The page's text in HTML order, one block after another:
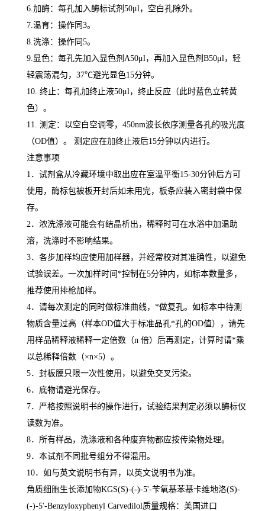
6. 加酶：每孔加入酶标试剂 50μl ，空白孔除外。
7. 温育：操作同 3。
8. 洗涤：操作同 5。
9. 显色：每孔先加入显色剂 A50μl ，再加入显色剂 B50μl ，轻
轻震荡混匀， 37℃避光显色15分钟。
10. 终止：每孔加终止液50μl ，终止反应（此时蓝色立转黄
色）。
11. 测定：以空白空调零， 450nm波长依序测量各孔的吸光度
（OD值）。 测定应在加终止液后15分钟以内进行。
注意事项
1 ．试剂盒从冷藏环境中取出应在室温平衡15-30分钟后方可
使用，酶标包被板开封后如未用完，板条应装入密封袋中保
存。
2 ．浓洗涤液可能会有结晶析出，稀释时可在水浴中加温助
溶，洗涤时不影响结果。
3．各步加样均应使用加样器，并经常校对其准确性，以避免
试验误差。一次加样时间 *控制在5分钟内，如标本数量多，
推荐使用排枪加样。
4．请每次测定的同时做标准曲线， *做复孔。如标本中待测
物质含量过高（样本OD值大于标准品孔*孔的OD值），请先
用样品稀释液稀释一定倍数（n 倍）后再测定，计算时请*乘
以总稀释倍数（×n×5）。
5．封板膜只限一次性使用，以避免交叉污染。
6．底物请避光保存。
7．严格按照说明书的操作进行，试验结果判定必须以酶标仪
读数为准。
8．所有样品，洗涤液和各种废弃物都应按传染物处理。
9．本试剂不同批号组分不得混用。
10．如与英文说明书有异，以英文说明书为准。
角质细胞生长添加物KGS(S)-(-)-5'-苄氧基苯基卡维地洛(S)-
(-)-5'-Benzyloxyphenyl Carvedilol 质量规格：美国进口